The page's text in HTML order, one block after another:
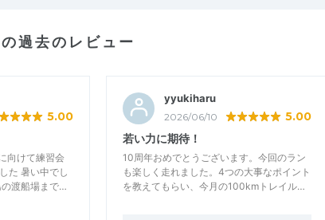
過去のレビュー
5.00
向けて練習会
た 暑い中でし
の渡船場まで…
yyukiharu
2026/06/10 5.00
若い力に期待！
10周年おめでとうございます。今回のラン
も楽しく走れました。4つの大事なポイント
を教えてもらい、今月の100kmトレイル…